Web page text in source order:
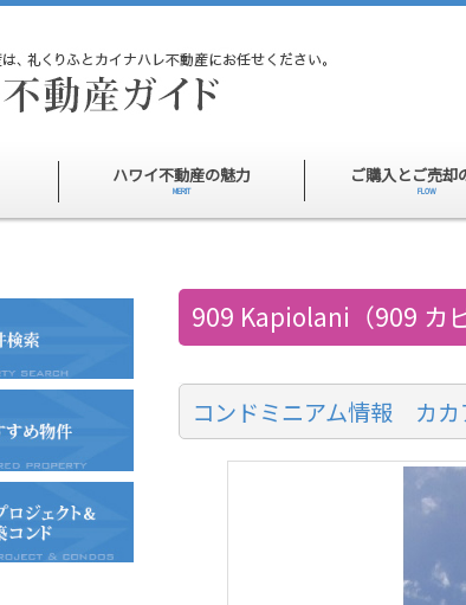
ハワイ不動産の魅力
MERIT
ご購入とご売却
FLOW
909 Kapiolani（909 カ
コンドミニアム情報 カ